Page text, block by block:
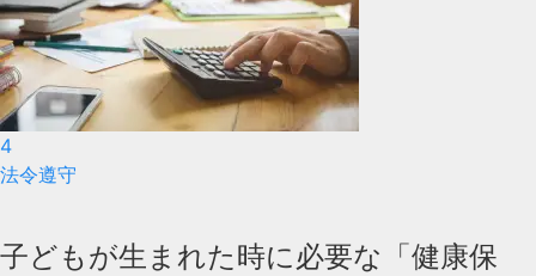
4
法令遵守
子どもが生まれた時に必要な「健康保